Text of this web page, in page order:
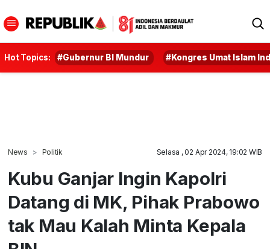
Hot Topics: #Gubernur BI Mundur #Kongres Umat Islam
News Politik Selasa , 02 Apr 2024, 19:02 WIB
Kubu Ganjar Ingin Kapolri
Datang di MK, Pihak Prabowo
tak Mau Kalah Minta Kepala